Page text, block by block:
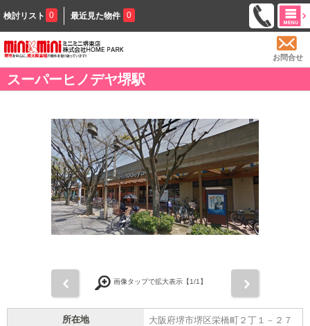
検討リスト 0 最近見た物件 0
お問合せ
スーパーヒノデヤ堺駅
画像タップで拡大表示【1/1】
所在地 大阪府堺市堺区栄橋町２丁１－２７